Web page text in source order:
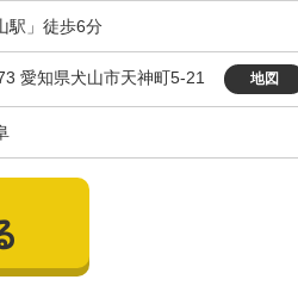
駅」徒歩6分
愛知県犬山市天神町5-21 地図